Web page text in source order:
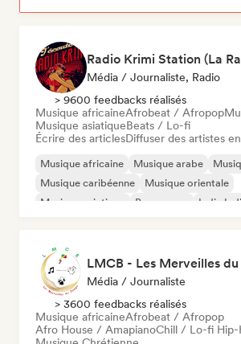
Radio Krimi Station (La
Média / Journaliste, Radio
> 9600 feedbacks réalisés
Musique africaineAfrobeat / Afropop
Musique asiatiqueBeats / Lo-fi
Écrire des articlesDiffuser des artistes
Musique africaine Musique arabe
Musique caribéenne
Musique orientale
Musique asiatique
Bossa nova Indie India
LMCB - Les Merveilles
Média / Journaliste
> 3600 feedbacks réalisés
Musique africaineAfrobeat / Afropop
Afro House / AmapianoChill / Lo-fi Hip-